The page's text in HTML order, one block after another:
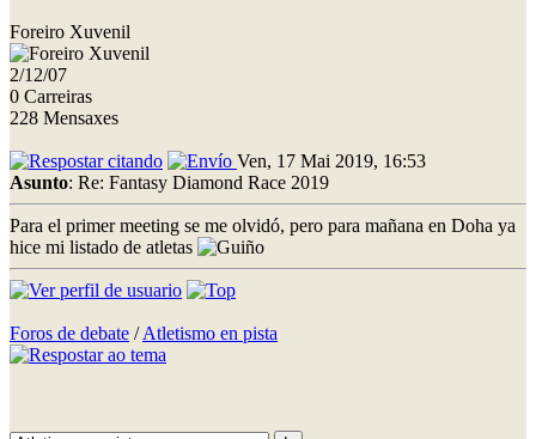
Foreiro Xuvenil
2/12/07
0 Carreiras
228 Mensaxes
Ven, 17 Mai 2019, 16:53
Asunto: Re: Fantasy Diamond Race 2019
Para el primer meeting se me olvidó, pero para mañana en Doha ya
hice mi listado de atletas
Foros de debate /Atletismo en pista